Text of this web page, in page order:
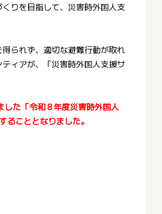
りを目指して、災害時外国人支
られず、適切な避難行動が取れ
ィアが、「災害時外国人支援サ
た「令和８年度災害時外国人
こととなりました。